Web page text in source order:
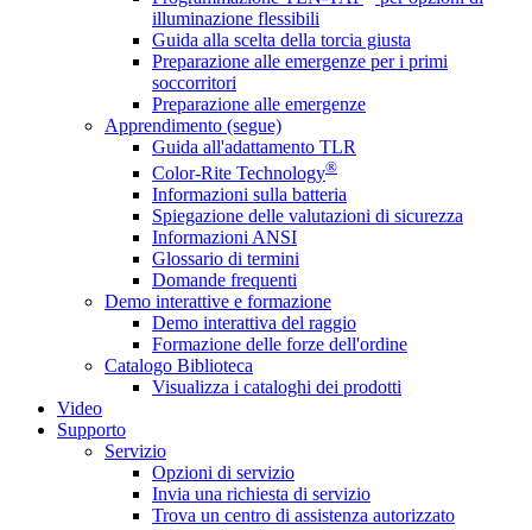
illuminazione flessibili
Guida alla scelta della torcia giusta
Preparazione alle emergenze per i primi
soccorritori
Preparazione alle emergenze
Apprendimento (segue)
Guida all'adattamento TLR
Color-Rite Technology®
Informazioni sulla batteria
Spiegazione delle valutazioni di sicurezza
Informazioni ANSI
Glossario di termini
Domande frequenti
Demo interattive e formazione
Demo interattiva del raggio
Formazione delle forze dell'ordine
Catalogo Biblioteca
Visualizza i cataloghi dei prodotti
Video
Supporto
Servizio
Opzioni di servizio
Invia una richiesta di servizio
Trova un centro di assistenza autorizzato